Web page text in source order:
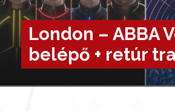
London – ABBA
belépő + retúr